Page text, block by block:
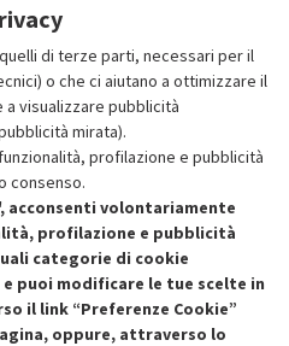
al carrello
sul prodotto ricondizionato.
Recedere dal contratto qui
di terze parti, necessari per il
o che ci aiutano a ottimizzare il
visualizzare pubblicità
mirata).
profilazione e pubblicità
consenso.
acconsenti volontariamente
profilazione e pubblicità
categorie di cookie
puoi modificare le tue scelte in
il link “Preferenze Cookie”
oppure, attraverso lo